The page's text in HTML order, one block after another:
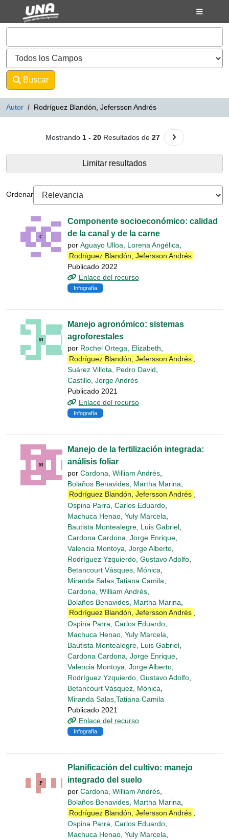
Mostrando1 - 20
Saltar al contenido
VuFind
Buscar
Autor Rodríguez Blandón, Jefersson Andrés
Resultados de búsqueda -
Mostrando 1 - 20Resultados de 27 Ir a la Siguiente
Limitar resultados
Ordenar
Componente socioeconómico: calidad
de la canal y de la carne
por Aguayo Ulloa, Lorena Angélica
Rodríguez Blandón, Jefersson Andrés
Publicado 2022
Enlace del recurso
Infografía
Manejo agronómico: sistemas
agroforestales
por Rochel Ortega, Elizabeth,
Rodríguez Blandón, Jefersson Andrés ,
Suárez Villota, Pedro David,
Castillo, Jorge Andrés
Publicado 2021
Enlace del recurso
Infografía
Manejo de la fertilización integrada:
análisis foliar
por Cardona, William Andrés
Bolaños Benavides, Martha Marina
Rodríguez Blandón, Jefersson Andrés
Ospina Parra, Carlos Eduardo
Machuca Henao, Yuly Marcela
Bautista Montealegre, Luis Gabriel
Cardona Cardona, Jorge Enrique
Valencia Montoya, Jorge Alberto
Rodríguez Yzquierdo, Gustavo Adolfo
Betancourt Vásques, Mónica
Miranda Salas,Tatiana Camila
Cardona, William Andrés
Bolaños Benavides, Martha Marina
Rodríguez Blandón, Jefersson Andrés
Ospina Parra, Carlos Eduardo
Machuca Henao, Yuly Marcela
Bautista Montealegre, Luis Gabriel
Cardona Cardona, Jorge Enrique
Valencia Montoya, Jorge Alberto
Rodríguez Yzquierdo, Gustavo Adolfo
Betancourt Vásquez, Mónica
Miranda Salas,Tatiana Camila
Publicado 2021
Enlace del recurso
Infografía
Planificación del cultivo: manejo
integrado del suelo
por Cardona, William Andrés
Bolaños Benavides, Martha Marina
Rodríguez Blandón, Jefersson Andrés
Ospina Parra, Carlos Eduardo
Machuca Henao, Yuly Marcela